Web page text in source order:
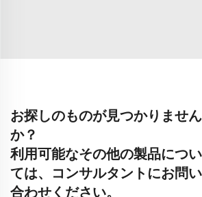
お探しのものが見つかりません
か？
利用可能なその他の製品につい
ては、コンサルタントにお問い
合わせください。